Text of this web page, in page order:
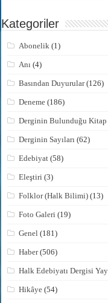
Kategoriler
Abonelik (1)
Anı (4)
Basından Duyurular(126)
Deneme (186)
Derginin Bulunduğu
Derginin Sayıları (62)
Edebiyat (58)
Eleştiri (3)
Folklor (Halk Bilimi) (13)
Foto Galeri (19)
Genel (181)
Haber(506)
Halk Edebiyatı Dergisi
Hikâye (54)